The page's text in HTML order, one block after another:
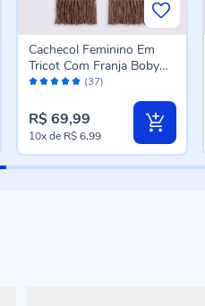
Avaliação: (37)
Cachecol Feminino Em
Tricot Com Franja Boby
Blues Caramelo
R$ 69,99
10xde R$ 6,99